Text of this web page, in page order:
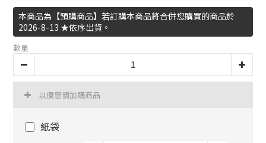
本商品為【預購商品】若訂購本商品將合併您購買的商品於
2026-8-13 ★依序出貨。
數量
以優惠價加購商品
紙袋